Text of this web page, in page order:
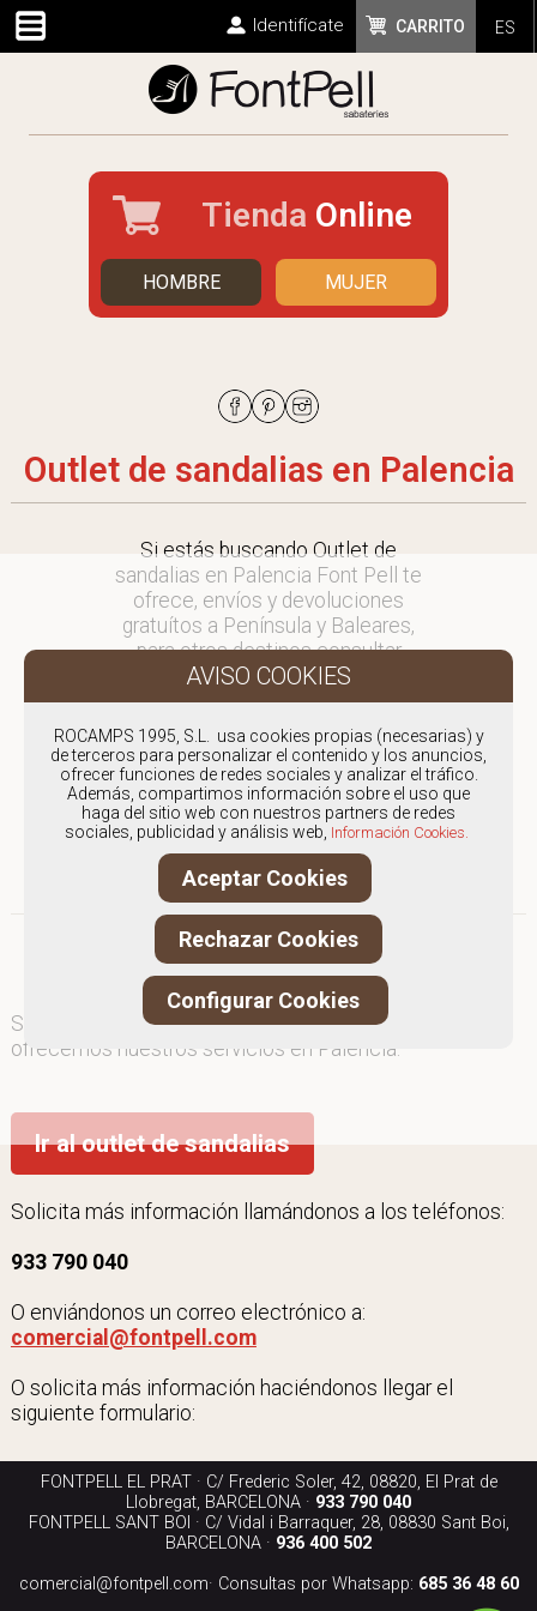
ES
CARRITO
Identifícate
Tienda Online
HOMBRE MUJER
Outlet de sandalias en Palencia
Si estás buscando Outlet de
sandalias en Palencia Font Pell te
ofrece, envíos y devoluciones
gratuítos a Península y Baleares,
para otros destinos consultar
en comercial@fontpell.com.
Los envíos a Palencia gestionados
entre semana se entregarán en
menos de 48 horas; los pedidos
realizados en fin de semana, el
producto se enviará a partir del
lunes.
Somos especialistas en Outlet de sandalias
ofrecemos nuestros servicios en Palencia.
Ir al outlet de sandalias
Solicita más información llamándonos a los teléfonos:
933 790 040
O enviándonos un correo electrónico a:
comercial@fontpell.com
O solicita más información haciéndonos llegar el
siguiente formulario:
FONTPELL EL PRAT · C/ Frederic Soler, 42, 08820, El Prat de
Llobregat, BARCELONA · 933 790 040
FONTPELL SANT BOI · C/ Vidal i Barraquer, 28, 08830 Sant Boi,
BARCELONA · 936 400 502
comercial@fontpell.com· Consultas por Whatsapp: 685 36 48 60
ROCAMPS 1995, S.L. usa cookies propias (necesarias) y
de terceros para personalizar el contenido y los anuncios,
ofrecer funciones de redes sociales y analizar el tráfico.
Además, compartimos información sobre el uso que
haga del sitio web con nuestros partners de redes
sociales, publicidad y análisis web, Información Cookies.
Aceptar Cookies
Rechazar Cookies
Configurar Cookies